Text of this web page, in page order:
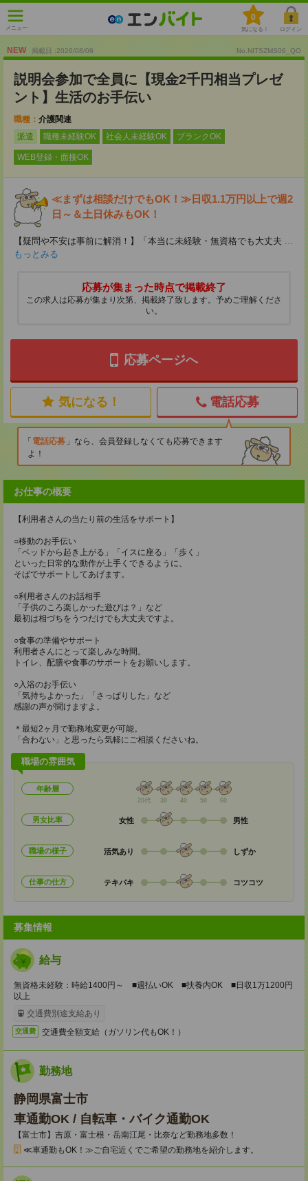
メニュー
0
気になる！ ログイン
NEW 掲載日 :2026/08/08 No.NITSZMS06_QO
説明会参加で全員に【現金2千円相当プレゼ
ント】生活のお手伝い
職種： 介護関連
派遣
職種未経験OK 社会人未経験OK ブランクOK
WEB登録・面接OK
≪まずは相談だけでもOK！≫日収1.1万円以上で週2
日～＆土日休みもOK！
【疑問や不安は事前に解消！】「本当に未経験・無資格でも大丈夫 ...
もっとみる
応募が集まった時点で掲載終了
この求人は応募が集まり次第、掲載終了致します。予めご理解くださ
い。
応募ページへ
気になる！ 電話応募
電話応募
なら、会員登録しなくても応募できます
よ！
お仕事の概要
【利用者さんの当たり前の生活をサポート】
○移動のお手伝い
「ベッドから起き上がる」「イスに座る」「歩く」
といった日常的な動作が上手くできるように、
そばでサポートしてあげます。
○利用者さんのお話相手
「子供のころ楽しかった遊びは？」など
最初は相づちをうつだけでも大丈夫ですよ。
○食事の準備やサポート
利用者さんにとって楽しみな時間。
トイレ、配膳や食事のサポートをお願いします。
○入浴のお手伝い
「気持ちよかった」「さっぱりした」など
感謝の声が聞けますよ。
＊最短2ヶ月で勤務地変更が可能。
「合わない」と思ったら気軽にご相談くださいね。
職場の雰囲気
年齢層
20代 30 40 50 60
男女比率 女性 男性
職場の様子 活気あり しずか
仕事の仕方 テキパキ コツコツ
募集情報
給与
無資格未経験：時給1400円～ ■週払いOK ■扶養内OK ■日収1万1200円
以上
交通費別途支給あり
交通費 交通費全額支給（ガソリン代もOK！）
勤務地
静岡県富士市
車通勤OK / 自転車・バイク通勤OK
【富士市】吉原・富士根・岳南江尾・比奈など勤務地多数！
≪車通勤もOK！≫ご自宅近くでご希望の勤務地を紹介します。